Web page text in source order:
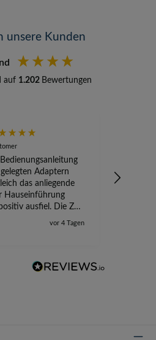
unsere Kunden
auf 1.202 Bewertungen
Adaptern
das anliegende
Hauseinführung
ausfiel. Die Zeit
ist jetzt vorbei,
vor 4 Tagen